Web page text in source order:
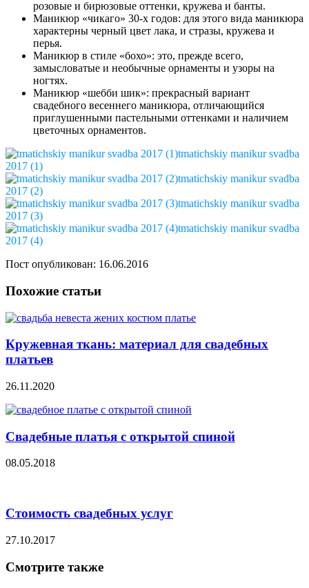
розовые и бирюзовые оттенки, кружева и банты.
Маникюр «чикаго» 30-х годов: для этого вида маникюра
характерны черный цвет лака, и стразы, кружева и
перья.
Маникюр в стиле «бохо»: это, прежде всего,
замысловатые и необычные орнаменты и узоры на
ногтях.
Маникюр «шебби шик»: прекрасный вариант
свадебного весеннего маникюра, отличающийся
приглушенными пастельными оттенками и наличием
цветочных орнаментов.
tmatichskiy manikur svadba
2017 (1)
tmatichskiy manikur svadba
2017 (2)
tmatichskiy manikur svadba
2017 (3)
tmatichskiy manikur svadba
2017 (4)
Пост опубликован: 16.06.2016
Похожие статьи
Кружевная ткань: материал для свадебных
платьев
26.11.2020
Свадебные платья с открытой спиной
08.05.2018
Стоимость свадебных услуг
27.10.2017
Смотрите также